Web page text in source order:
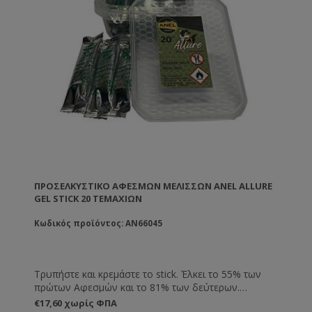
ΠΡΟΣΕΛΚΥΣΤΙΚΌ ΑΦΕΣΜΏΝ ΜΕΛΙΣΣΏΝ ANEL ALLURE
GEL STICK 20 ΤΕΜΑΧΊΩΝ
Κωδικός προϊόντος: AN66045
Τρυπήστε και κρεμάστε το stick. Έλκει το 55% των
πρώτων Αφεσμών και το 81% των δεύτερων.
Διάρκεια Δράσης εώς και 4 μήνες. Έλκει τους
€17,60 χωρίς ΦΠΑ